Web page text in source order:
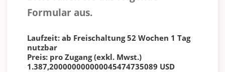
Formular aus.
Laufzeit: ab Freischaltung 52 Wochen 1 Tag
nutzbar
Preis: pro Zugang (exkl. Mwst.)
1.387,200000000000045474735089 USD